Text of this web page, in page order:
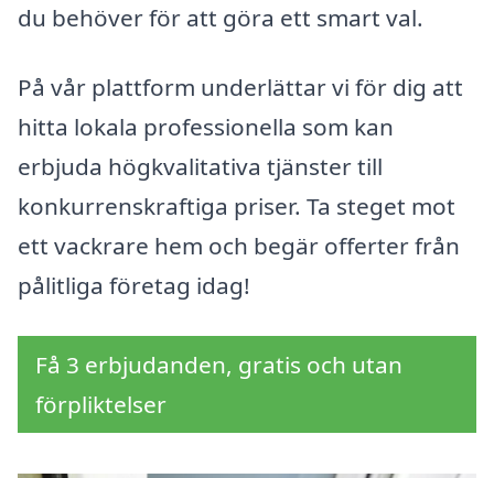
du behöver för att göra ett smart val.
På vår plattform underlättar vi för dig att
hitta lokala professionella som kan
erbjuda högkvalitativa tjänster till
konkurrenskraftiga priser. Ta steget mot
ett vackrare hem och begär offerter från
pålitliga företag idag!
Få 3 erbjudanden, gratis och utan
förpliktelser